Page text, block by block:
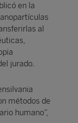
en la
al
jurado.
métodos de
humano”,